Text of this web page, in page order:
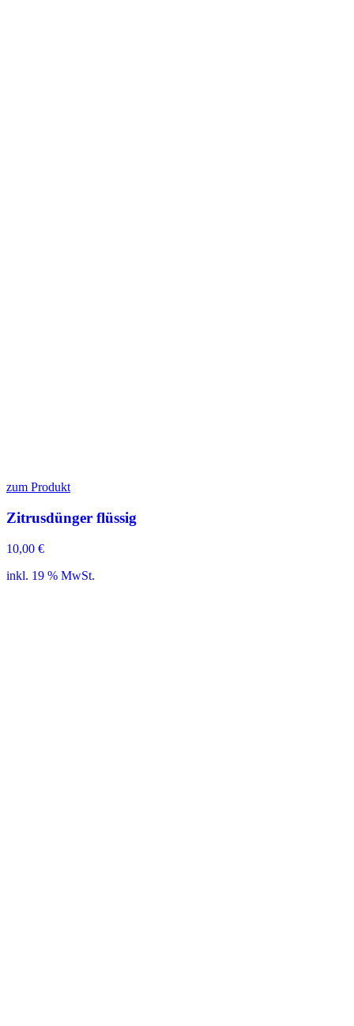
zum Produkt
Zitrusdünger flüssig
10,00 €
inkl. 19 % MwSt.